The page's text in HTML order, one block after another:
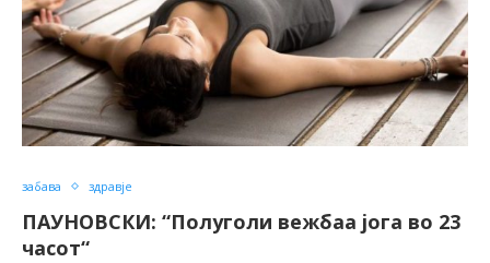
забава здравје
ПАУНОВСКИ: “Полуголи вежбаа јога во 23
часот“